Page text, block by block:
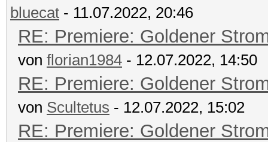
bluecat - 11.07.2022, 20:46
RE: Premiere: Goldener
von florian1984 - 12.07.2022, 14:50
RE: Premiere: Goldener
von Scultetus - 12.07.2022, 15:02
RE: Premiere: Goldener